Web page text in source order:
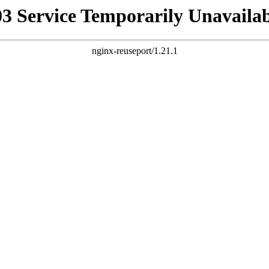
Service Temporarily
nginx-reuseport/1.21.1